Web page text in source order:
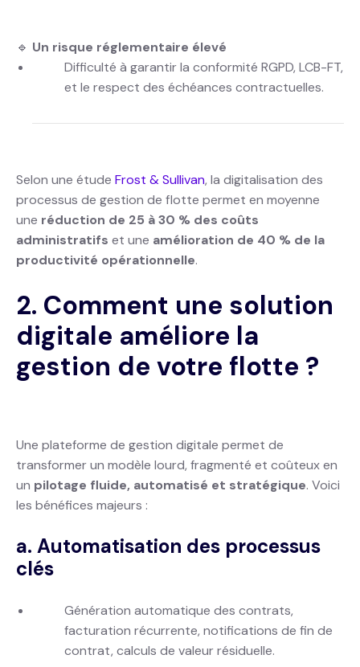
🔹 Un risque réglementaire élevé
Difficulté à garantir la conformité RGPD, LCB-FT,
et le respect des échéances contractuelles.
Selon une étude Frost & Sullivan, la digitalisation des
processus de gestion de flotte permet en moyenne
une réduction de 25 à 30 % des coûts
administratifs et une amélioration de 40 % de la
productivité opérationnelle.
2. Comment une solution
digitale améliore la
gestion de votre flotte ?
Une plateforme de gestion digitale permet de
transformer un modèle lourd, fragmenté et coûteux en
un pilotage fluide, automatisé et stratégique. Voici
les bénéfices majeurs :
a. Automatisation des processus
clés
Génération automatique des contrats,
facturation récurrente, notifications de fin de
contrat, calculs de valeur résiduelle.